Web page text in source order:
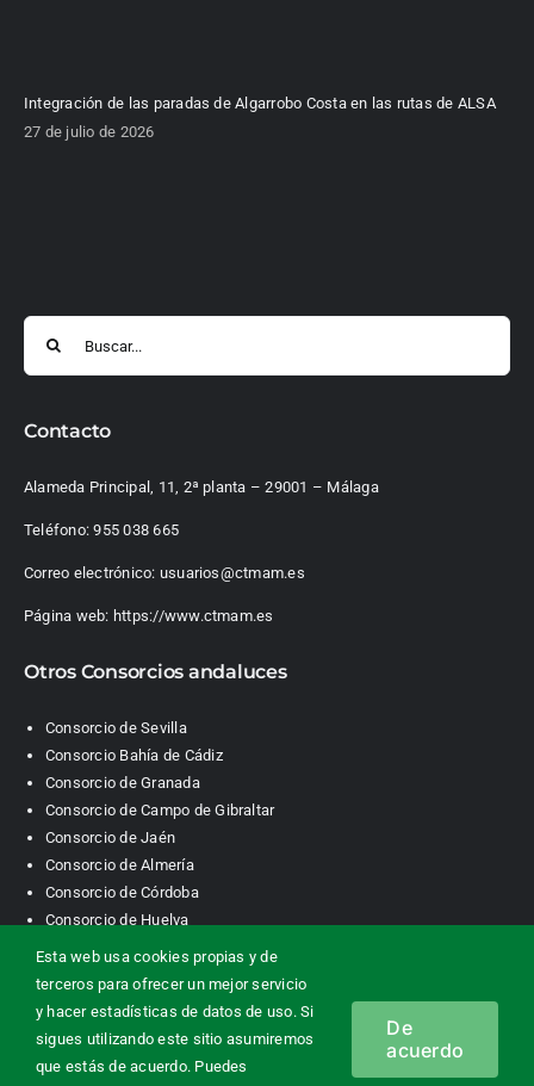
Integración de las paradas de Algarrobo Costa en las rutas de ALSA
27 de julio de 2026
Contacto
Alameda Principal, 11, 2ª planta – 29001 – Málaga
Teléfono:955 038 665
Correo electrónico: usuarios@ctmam.es
Página web: https://www.ctmam.es
Otros Consorcios andaluces
Consorcio de Sevilla
Consorcio Bahía de Cádiz
Consorcio de Granada
Consorcio de Campo de Gibraltar
Consorcio de Jaén
Consorcio de Almería
Consorcio de Córdoba
Consorcio de Huelva
Consorcio de Transporte Metropolitano. Área de Málaga |
Contacto| Información legal Política de privacidad|
Esta web usa cookies propias y de
terceros para ofrecer un mejor servicio
y hacer estadísticas de datos de uso. Si
sigues utilizando este sitio asumiremos
que estás de acuerdo. Puedes
De
acuerdo